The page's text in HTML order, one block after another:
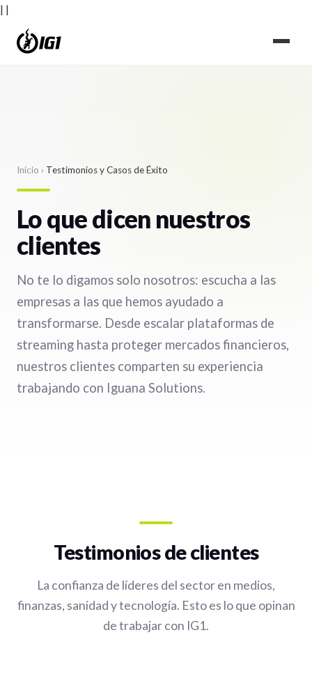
| |
Inicio › Testimonios y Casos de Éxito
Lo que dicen nuestros
clientes
No te lo digamos solo nosotros: escucha a las
empresas a las que hemos ayudado a
transformarse. Desde escalar plataformas de
streaming hasta proteger mercados financieros,
nuestros clientes comparten su experiencia
trabajando con Iguana Solutions.
Testimonios de clientes
La confianza de líderes del sector en medios,
finanzas, sanidad y tecnología. Esto es lo que opinan
de trabajar con IG1.